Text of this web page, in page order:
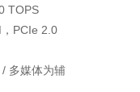
TOPS
PCIe 2.0
多媒体为辅